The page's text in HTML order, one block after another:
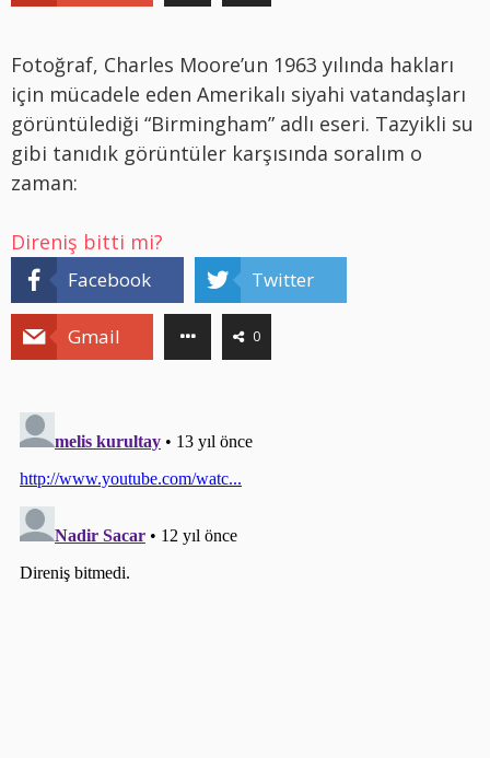
Fotoğraf, Charles Moore’un 1963 yılında hakları
için mücadele eden Amerikalı siyahi vatandaşları
görüntülediği “Birmingham” adlı eseri. Tazyikli su
gibi tanıdık görüntüler karşısında soralım o
zaman:
Direniş bitti mi?
Facebook Twitter
Gmail 0